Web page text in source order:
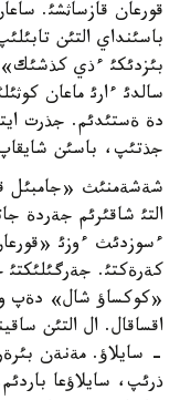
قورعان قازساثشئ.
باسئنداي التئن
بئزدئكئ ءذي كذشئك»
سالدئ ءارئ ماعان
دة ةستئدئم. جذرت
جذتئپ، باسئن
شةشةمنئث «جامبئل
التئ شاقئرئم جةردة
ءسوزدئث ءوزئ
كةرةكتئ.
«كوكساؤ شال» دةپ
اقساقال. ال التئن
- سايلاؤ. مةنةن
ذرئپ، سايلاؤعا